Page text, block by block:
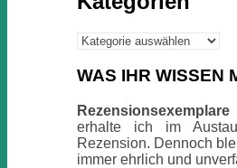
Kategorien
WAS IHR WISSEN
Rezensionsexemplare
erhalte ich im
Rezension. Dennoch
immer ehrlich und